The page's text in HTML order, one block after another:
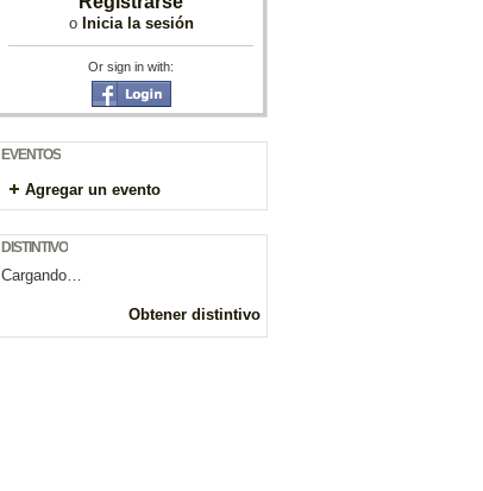
o Inicia la sesión
Or sign in with:
EVENTOS
Agregar un evento
DISTINTIVO
Cargando…
Obtener distintivo